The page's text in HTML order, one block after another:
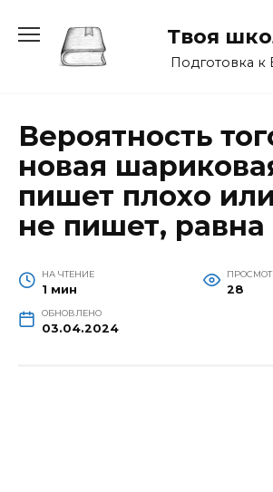
содержанию
Твоя
Подготовка к
Вероятность
новая
пишет плохо
не пишет, равна
НА ЧТЕНИЕ
1 мин 28
ОБНОВЛЕНО
03.04.2024